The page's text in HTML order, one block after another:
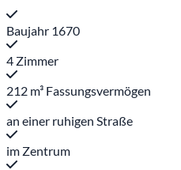
Baujahr 1670
4 Zimmer
212 m³ Fassungsvermögen
an einer ruhigen Straße
im Zentrum